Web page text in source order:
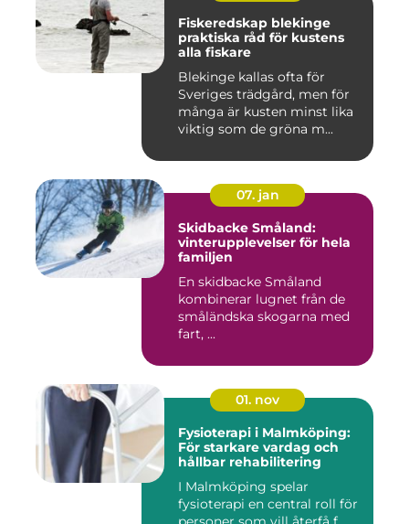
Fiskeredskap blekinge
praktiska råd för kustens
alla fiskare
Blekinge kallas ofta för
Sveriges trädgård, men för
många är kusten minst lika
viktig som de gröna m...
07. jan
Skidbacke Småland:
vinterupplevelser för hela
familjen
En skidbacke Småland
kombinerar lugnet från de
småländska skogarna med
fart, ...
01. nov
Fysioterapi i Malmköping:
För starkare vardag och
hållbar rehabilitering
I Malmköping spelar
fysioterapi en central roll för